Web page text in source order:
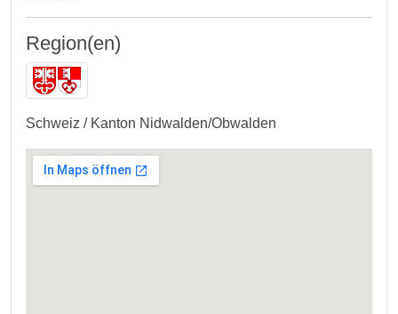
Region(en)
Schweiz / Kanton Nidwalden/Obwalden